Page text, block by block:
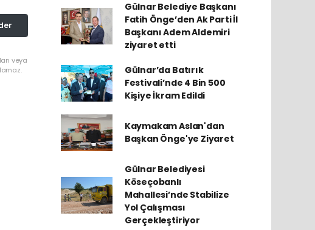
veya
Gülnar Belediye Başkanı
Fatih Önge’den Ak Parti İl
Başkanı Adem Aldemiri
ziyaret etti
Gülnar’da Batırık
Festivali’nde 4 Bin 500
Kişiye İkram Edildi
Kaymakam Aslan'dan
Başkan Önge'ye Ziyaret
Gülnar Belediyesi
Köseçobanlı
Mahallesi’nde Stabilize
Yol Çalışması
Gerçekleştiriyor